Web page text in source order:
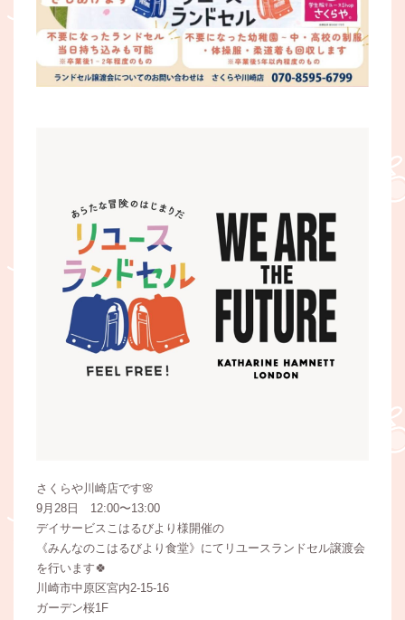
さくらや川崎店です🌸
9月28日 12:00〜13:00
デイサービスこはるびより様開催の
《みんなのこはるびより食堂》にてリユースランドセル譲渡会
を行います🍀
川崎市中原区宮内2-15-16
ガーデン桜1F